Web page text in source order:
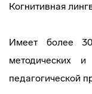
Когнитивная
Имеет более
методических
педагогической